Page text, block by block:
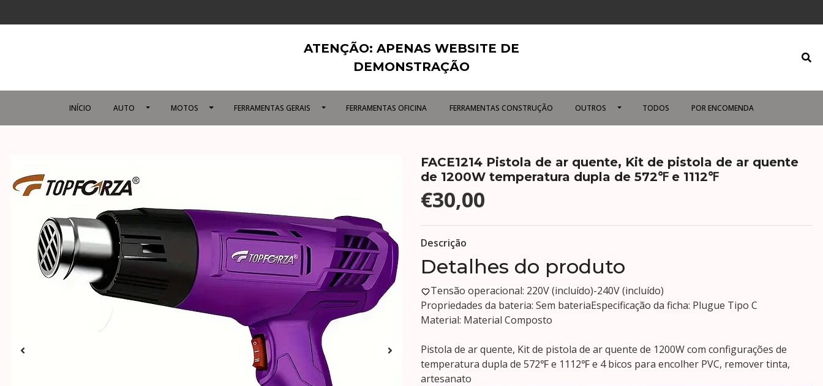
ATENÇÃO: APENAS WEBSITE DE
DEMONSTRAÇÃO
INÍCIO AUTO MOTOS FERRAMENTAS GERAIS FERRAMENTAS OFICINA FERRAMENTAS CONSTRUÇÃO OUTROS TODOS POR ENCOMENDA
FACE1214 Pistola de ar quente, Kit de pistola de ar quente
de 1200W temperatura dupla de 572℉ e 1112℉
€30,00
Descrição
Detalhes do produto
Tensão operacional: 220V (incluído)-240V (incluído)
Propriedades da bateria: Sem bateriaEspecificação da ficha: Plugue Tipo C
Material: Material Composto
Pistola de ar quente, Kit de pistola de ar quente de 1200W com configurações de
temperatura dupla de 572℉ e 1112℉ e 4 bicos para encolher PVC, remover tinta,
artesanato